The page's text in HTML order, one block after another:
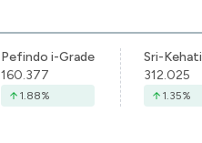
Pefindo i-Grade
160.377
1.88%
Sri-Kehati
312.025
1.35%